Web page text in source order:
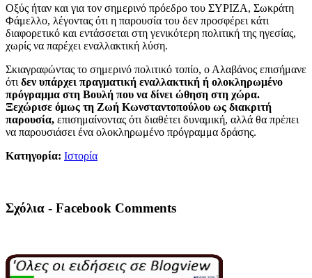
Οξύς ήταν και για τον σημερινό πρόεδρο του ΣΥΡΙΖΑ, Σωκράτη
Φάμελλο, λέγοντας ότι η παρουσία του δεν προσφέρει κάτι
διαφορετικό και εντάσσεται στη γενικότερη πολιτική της ηγεσίας,
χωρίς να παρέχει εναλλακτική λύση.
Σκιαγραφώντας το σημερινό πολιτικό τοπίο, ο Αλαβάνος επισήμανε
ότι δεν υπάρχει πραγματική εναλλακτική ή ολοκληρωμένο
πρόγραμμα στη Βουλή που να δίνει ώθηση στη χώρα.
Ξεχώρισε όμως τη Ζωή Κωνσταντοπούλου ως διακριτή
παρουσία, επισημαίνοντας ότι διαθέτει δυναμική, αλλά θα πρέπει
να παρουσιάσει ένα ολοκληρωμένο πρόγραμμα δράσης.
Κατηγορία: Ιστορία
Σχόλια - Facebook Comments